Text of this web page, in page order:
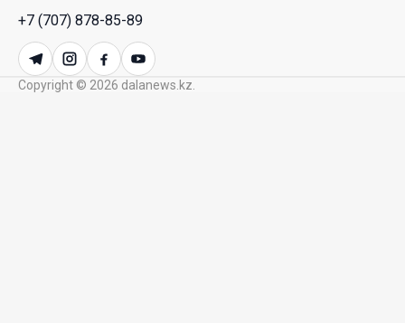
Полный гид: На какую поддержку от государства
может рассчитывать многодетная семья в
Казахстане
23 Июл. 2026 12:48
+7 (707) 878-85-89
Copyright © 2026 dalanews.kz.